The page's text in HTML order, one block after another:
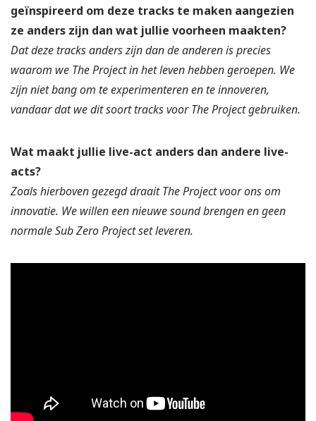
geïnspireerd om deze tracks te maken aangezien
ze anders zijn dan wat jullie voorheen maakten?
Dat deze tracks anders zijn dan de anderen is precies
waarom we The Project in het leven hebben geroepen. We
zijn niet bang om te experimenteren en te innoveren,
vandaar dat we dit soort tracks voor The Project gebruiken.
Wat maakt jullie live-act anders dan andere live-
acts?
Zoals hierboven gezegd draait The Project voor ons om
innovatie. We willen een nieuwe sound brengen en geen
normale Sub Zero Project set leveren.